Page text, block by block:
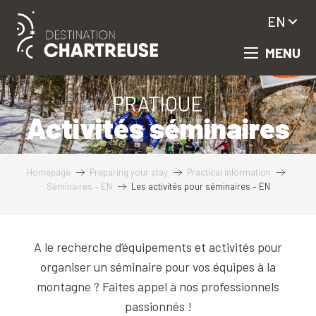
contenu
principal
MENU
EN
PRATIQUE
Activités séminaires
Homepage Preparing your stay
Practical information
Séminaires – EN
Les activités pour séminaires – EN
A le recherche d’équipements et activités pour
organiser un séminaire pour vos équipes à la
montagne ? Faites appel à nos professionnels
passionnés !